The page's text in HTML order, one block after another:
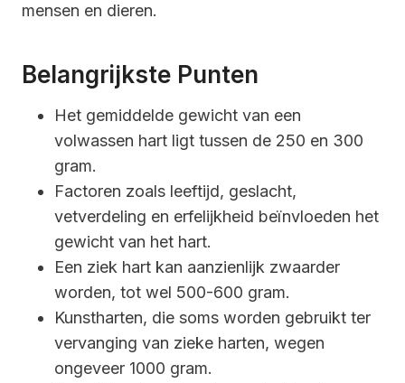
mensen en dieren.
Belangrijkste Punten
Het gemiddelde gewicht van een
volwassen hart ligt tussen de 250 en 300
gram.
Factoren zoals leeftijd, geslacht,
vetverdeling en erfelijkheid beïnvloeden het
gewicht van het hart.
Een ziek hart kan aanzienlijk zwaarder
worden, tot wel 500-600 gram.
Kunstharten, die soms worden gebruikt ter
vervanging van zieke harten, wegen
ongeveer 1000 gram.